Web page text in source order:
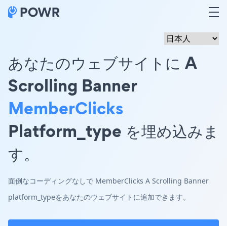
あなたのウェブサイトに A
Scrolling Banner
MemberClicks
Platform_type を埋め込みま
す。
面倒なコーディングなしで MemberClicks A Scrolling Banner
platform_typeをあなたのウェブサイトに追加できます。